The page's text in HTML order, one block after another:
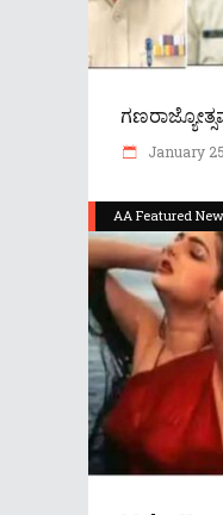
January
AA Featured